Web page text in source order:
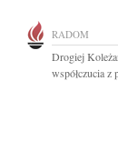
RADOM
Drogiej
współczucia z